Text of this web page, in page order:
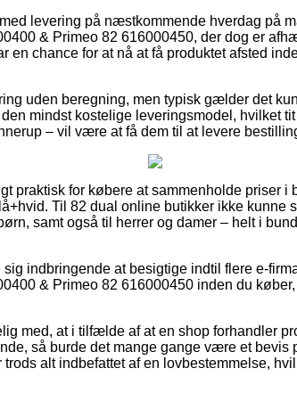
levering på næstkommende hverdag på
& Primeo 82 616000450, der dog er
en chance for at nå at få produktet afsted
uden beregning, men typisk gælder det
mindst kostelige leveringsmodel, hvilket
– vil være at få dem til at levere
praktisk for købere at sammenholde priser i
Til 82 dual online butikker ikke kunne
samt også til herrer og damer – helt i
indbringende at besigtige indtil flere e-
& Primeo 82 616000450 inden du
med, at i tilfælde af at en shop forhandler
så burde det mange gange være et
alt indbefattet af en lovbestemmelse,